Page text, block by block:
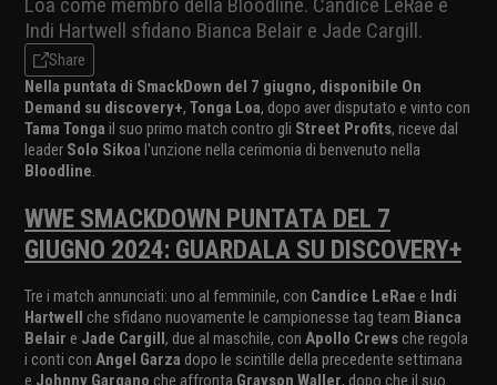
Indi Hartwell sfidano Bianca Belair e Jade Cargill.
Share
Nella puntata di SmackDown del 7 giugno, disponibile On
Demand su discovery+, Tonga Loa, dopo aver disputato e vinto con
Tama Tonga il suo primo match contro gli Street Profits, riceve dal
leader Solo Sikoa l'unzione nella cerimonia di benvenuto nella
Bloodline.
WWE SMACKDOWN PUNTATA DEL 7
GIUGNO 2024: GUARDALA SU DISCOVERY+
Tre i match annunciati: uno al femminile, con Candice LeRae e Indi
Hartwell che sfidano nuovamente le campionesse tag team Bianca
Belair e Jade Cargill, due al maschile, con Apollo Crewsche regola
i conti con Angel Garza dopo le scintille della precedente settimana
e Johnny Gargano che affronta Grayson Waller, dopo che il suo